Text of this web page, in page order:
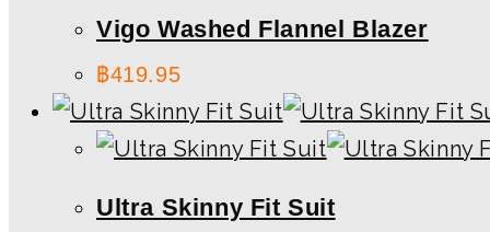
Vigo Washed Flannel Blazer
฿419.95
Ultra Skinny Fit Suit